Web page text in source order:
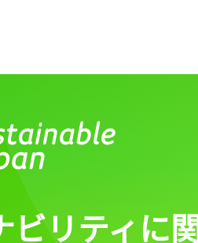
ビリティに